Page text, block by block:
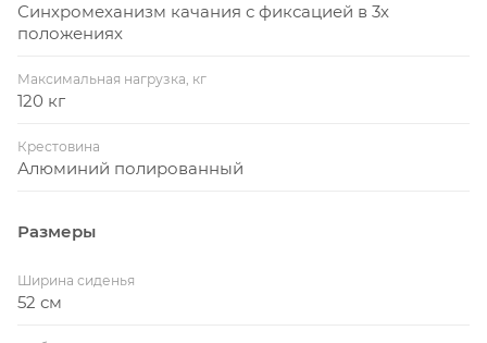
Синхромеханизм качания с фиксацией в 3х
положениях
Максимальная нагрузка, кг
120 кг
Крестовина
Алюминий полированный
Размеры
Ширина сиденья
52 см